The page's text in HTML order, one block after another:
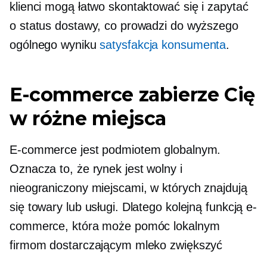
klienci mogą łatwo skontaktować się i zapytać
o status dostawy, co prowadzi do wyższego
ogólnego wynikusatysfakcja konsumenta.
E-commerce zabierze Cię
w różne miejsca
E-commerce jest podmiotem globalnym.
Oznacza to, że rynek jest wolny i
nieograniczony miejscami, w których znajdują
się towary lub usługi. Dlatego kolejną funkcją e-
commerce, która może pomóc lokalnym
firmom dostarczającym mleko zwiększyć